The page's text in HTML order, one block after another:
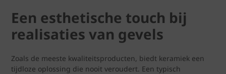
Een esthetische touch bij
realisaties van gevels
Zoals de meeste kwaliteitsproducten, biedt keramiek een
tijdloze oplossing die nooit veroudert. Een typisch